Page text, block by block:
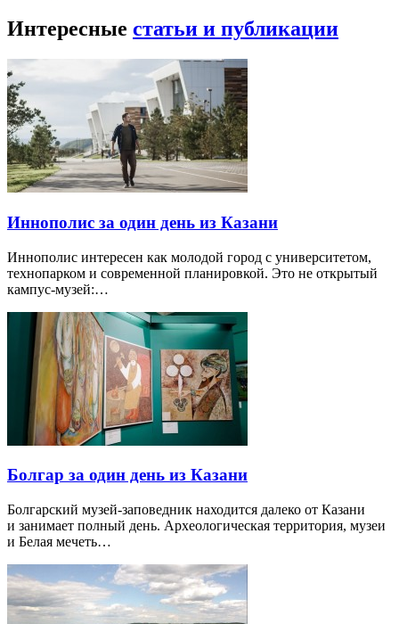
Интересные статьи и публикации
Иннополис за один день из Казани
Иннополис интересен как молодой город с университетом,
технопарком и современной планировкой. Это не открытый
кампус-музей:…
Болгар за один день из Казани
Болгарский музей-заповедник находится далеко от Казани
и занимает полный день. Археологическая территория, музеи
и Белая мечеть…